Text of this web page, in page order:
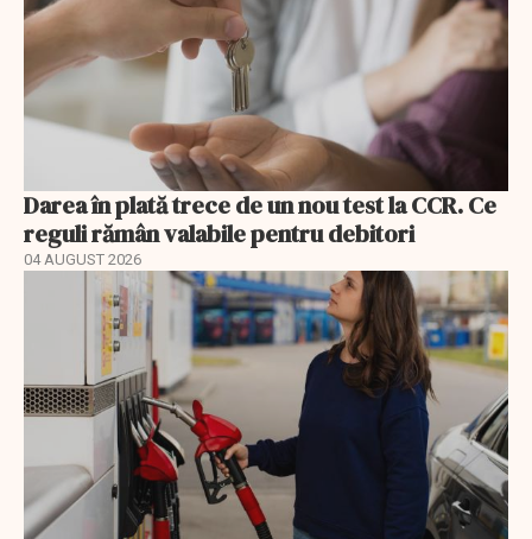
Darea în plată trece de un nou test la CCR. Ce
reguli rămân valabile pentru debitori
04 AUGUST 2026